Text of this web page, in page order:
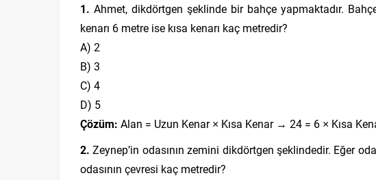
1. Ahmet, dikdörtgen şeklinde bir bahçe yapmaktadır.
kenarı 6 metre ise kısa kenarı kaç metredir?
A) 2
B) 3
C) 4
D) 5
Çözüm: Alan = Uzun Kenar × Kısa Kenar → 24 = 6 × Kısa
2. Zeynep’in odasının zemini dikdörtgen şeklindedir. Eğer
odasının çevresi kaç metredir?